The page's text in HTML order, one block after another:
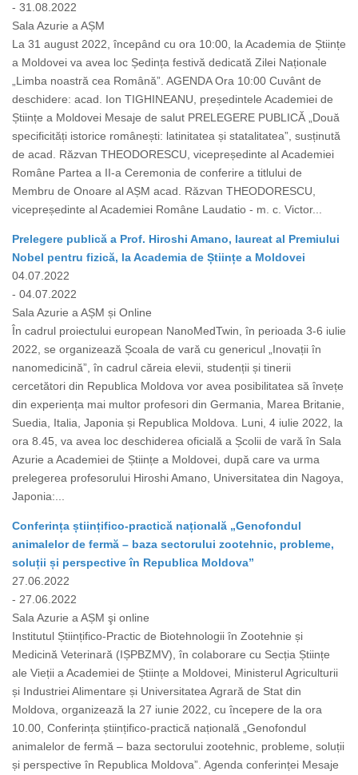
- 31.08.2022
Sala Azurie a AȘM
La 31 august 2022, începând cu ora 10:00, la Academia de Științe
a Moldovei va avea loc Ședința festivă dedicată Zilei Naționale
„Limba noastră cea Română”. AGENDA Ora 10:00 Cuvânt de
deschidere: acad. Ion TIGHINEANU, președintele Academiei de
Științe a Moldovei Mesaje de salut PRELEGERE PUBLICĂ „Două
specificități istorice românești: latinitatea și statalitatea”, susținută
de acad. Răzvan THEODORESCU, vicepreședinte al Academiei
Române Partea a II-a Ceremonia de conferire a titlului de
Membru de Onoare al AȘM acad. Răzvan THEODORESCU,
vicepreședinte al Academiei Române Laudatio - m. c. Victor...
Prelegere publică a Prof. Hiroshi Amano, laureat al Premiului
Nobel pentru fizică, la Academia de Științe a Moldovei
04.07.2022
- 04.07.2022
Sala Azurie a AȘM și Online
În cadrul proiectului european NanoMedTwin, în perioada 3-6 iulie
2022, se organizează Școala de vară cu genericul „Inovații în
nanomedicină”, în cadrul căreia elevii, studenții și tinerii
cercetători din Republica Moldova vor avea posibilitatea să învețe
din experiența mai multor profesori din Germania, Marea Britanie,
Suedia, Italia, Japonia și Republica Moldova. Luni, 4 iulie 2022, la
ora 8.45, va avea loc deschiderea oficială a Școlii de vară în Sala
Azurie a Academiei de Științe a Moldovei, după care va urma
prelegerea profesorului Hiroshi Amano, Universitatea din Nagoya,
Japonia:...
Conferința științifico-practică națională „Genofondul
animalelor de fermă – baza sectorului zootehnic, probleme,
soluții și perspective în Republica Moldova”
27.06.2022
- 27.06.2022
Sala Azurie a AȘM şi online
Institutul Științifico-Practic de Biotehnologii în Zootehnie și
Medicină Veterinară (IȘPBZMV), în colaborare cu Secția Științe
ale Vieții a Academiei de Științe a Moldovei, Ministerul Agriculturii
și Industriei Alimentare și Universitatea Agrară de Stat din
Moldova, organizează la 27 iunie 2022, cu începere de la ora
10.00, Conferința științifico-practică națională „Genofondul
animalelor de fermă – baza sectorului zootehnic, probleme, soluții
și perspective în Republica Moldova”. Agenda conferinței Mesaje